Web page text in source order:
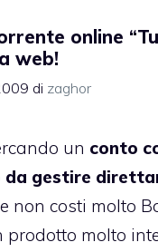
online
web!
di zaghor
un conto
da gestire
non costi molto
prodotto molto